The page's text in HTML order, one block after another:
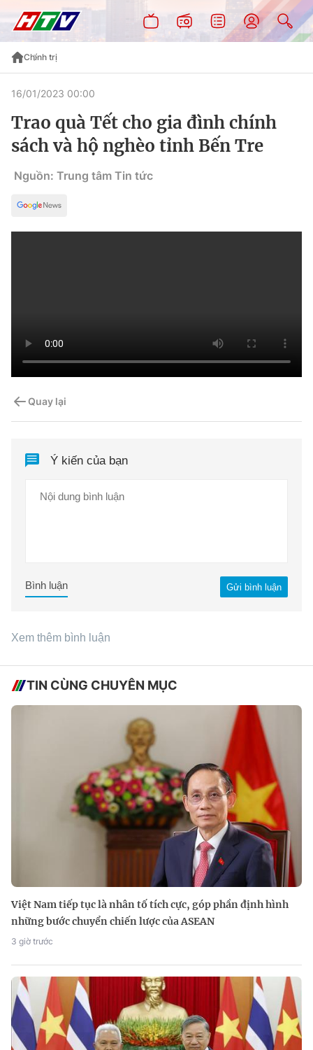
Chính trị
16/01/2023 00:00
Trao quà Tết cho gia đình chính
sách và hộ nghèo tỉnh Bến Tre
Nguồn: Trung tâm Tin tức
Quay lại
Ý kiến của bạn
Gửi bình luận
Bình luận
Xem thêm bình luận
TIN CÙNG CHUYÊN MỤC
Việt Nam tiếp tục là nhân tố tích cực, góp phần định hình
những bước chuyển chiến lược của ASEAN
3 giờ trước